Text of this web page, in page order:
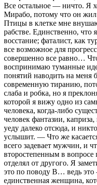
Все остальное — ничто. Я
Мирабо, потому что он жил
Птицы в клетке мне
рабстве. Единствен­но, что
восстание; фаталист, как
все возможное для
совершенно все равно…
воспринимаю туманные
понятий наводить на меня
современную тиранию,
слаба и робка, но я
которой я вижу одно из
человека, когда-либо
человек фан­тазии,
уеду далеко отсюда, и
услышит. — Что же
всего задевает мужчин, и
второстепенным в
отделял от другого. Я
это по поводу В… ведь
единственная женщина, ко­